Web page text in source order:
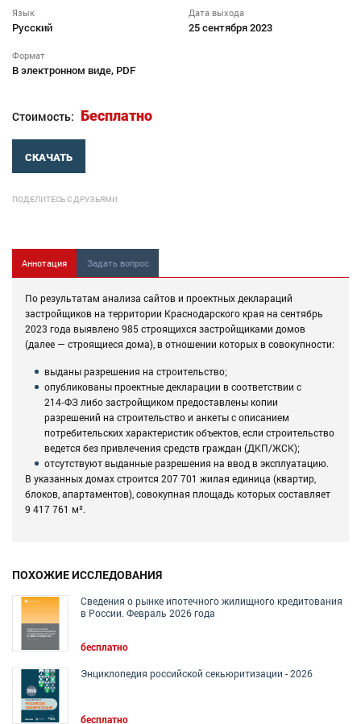
Язык
Русский
Дата выхода
25 сентября 2023
Формат
В электронном виде, PDF
Стоимость: Бесплатно
СКАЧАТЬ
ПОДЕЛИТЕСЬ С ДРУЗЬЯМИ
Аннотация Задать вопрос
По результатам анализа сайтов и проектных деклараций
застройщиков на территории Краснодарского края на сентябрь
2023 года выявлено 985 строящихся застройщиками домов
(далее — строящиеся дома), в отношении которых в совокупности:
выданы разрешения на строительство;
опубликованы проектные декларации в соответствии с
214‑ФЗ либо застройщиком предоставлены копии
разрешений на строительство и анкеты с описанием
потребительских характеристик объектов, если строительство
ведется без привлечения средств граждан (ДКП/ЖСК);
отсутствуют выданные разрешения на ввод в эксплуатацию.
В указанных домах строится 207 701 жилая единица (квартир,
блоков, апартаментов), совокупная площадь которых составляет
9 417 761 м².
ПОХОЖИЕ ИССЛЕДОВАНИЯ
Сведения о рынке ипотечного жилищного кредитования
в России. Февраль 2026 года
бесплатно
Энциклопедия российской секьюритизации - 2026
бесплатно